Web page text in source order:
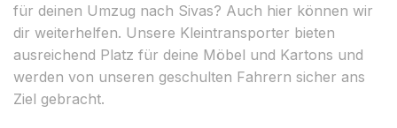
für deinen Umzug nach Sivas? Auch hier können wir
dir weiterhelfen. Unsere Kleintransporter bieten
ausreichend Platz für deine Möbel und Kartons und
werden von unseren geschulten Fahrern sicher ans
Ziel gebracht.